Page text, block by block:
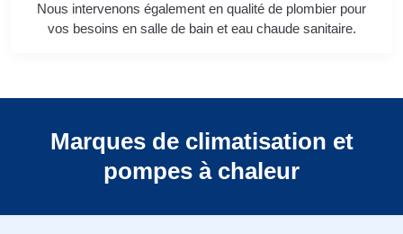
Nous intervenons également en qualité de plombier pour
vos besoins en salle de bain et eau chaude sanitaire.
Marques de climatisation et
pompes à chaleur